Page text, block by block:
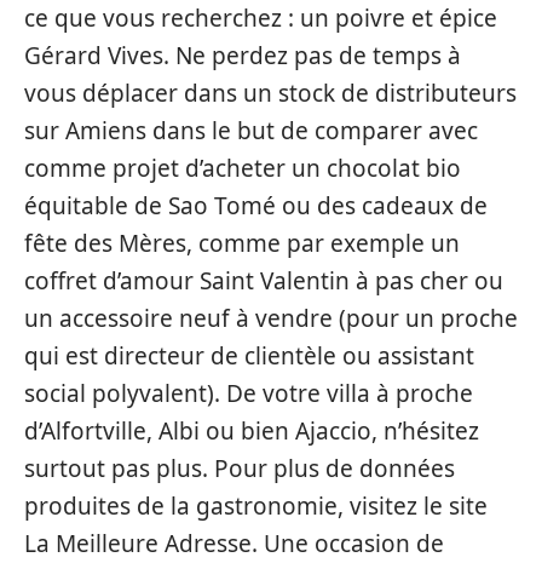
ce que vous recherchez : un poivre et épice
Gérard Vives. Ne perdez pas de temps à
vous déplacer dans un stock de distributeurs
sur Amiens dans le but de comparer avec
comme projet d’acheter un chocolat bio
équitable de Sao Tomé ou des cadeaux de
fête des Mères, comme par exemple un
coffret d’amour Saint Valentin à pas cher ou
un accessoire neuf à vendre (pour un proche
qui est directeur de clientèle ou assistant
social polyvalent). De votre villa à proche
d’Alfortville, Albi ou bien Ajaccio, n’hésitez
surtout pas plus. Pour plus de données
produites de la gastronomie, visitez le site
La Meilleure Adresse. Une occasion de